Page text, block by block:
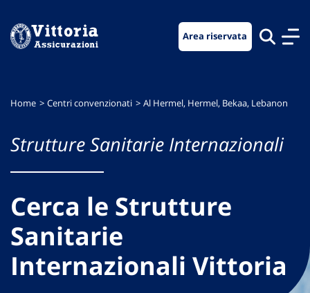
menu
contenuto
footer
Area riservata
Home Centri convenzionati Al Hermel, Hermel, Bekaa, Lebanon
Strutture Sanitarie Internazionali
Cerca le Strutture
Sanitarie
Internazionali Vittoria